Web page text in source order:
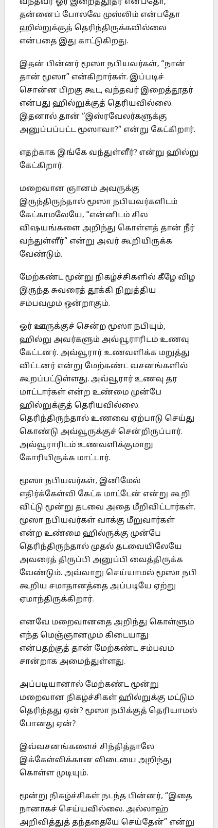
தன்னைப் போலவே முஸ்லிம் என்பதோ
ஹில்றுக்குத் தெரிந்திருக்கவில்லை
என்பதை இது காட்டுகிறது.
இதன் பின்னர் மூஸா நபியவர்கள், “நான்
தான் மூஸா” என்கிறார்கள். இப்படிச்
சொன்ன பிறகு கூட, வந்தவர் இறைத்தூதர்
என்பது ஹில்றுக்குத் தெரியவில்லை.
இதனால் தான் “இஸ்ரவேலர்களுக்கு
அனுப்பப்பட்ட மூஸாவா?” என்று கேட்கிறார்.
எதற்காக இங்கே வந்துள்ளீர்? என்று ஹில்று
கேட்கிறார்.
மறைவான ஞானம் அவருக்கு
இருந்திருந்தால் மூஸா நபியவர்களிடம்
கேட்காமலேயே, “என்னிடம் சில
விஷயங்களை அறிந்து கொள்ளத் தான் நீர்
வந்துள்ளீர்” என்று அவர் கூறியிருக்க
வேண்டும்.
மேற்கண்ட மூன்று நிகழ்ச்சிகளில் கீழே விழ
இருந்த சுவரைத் தூக்கி நிறுத்திய
சம்பவமும் ஒன்றாகும்.
ஓர் ஊருக்குச் சென்ற மூஸா நபியும்,
ஹில்று அவர்களும் அவ்வூராரிடம் உணவு
கேட்டனர். அவ்வூரார் உணவளிக்க மறுத்து
விட்டனர் என்று மேற்கண்ட வசனங்களில்
கூறப்பட்டுள்ளது. அவ்வூரார் உணவு தர
மாட்டார்கள் என்ற உண்மை முன்பே
ஹில்றுக்குத் தெரியவில்லை.
தெரிந்திருந்தால் உணவை ஏற்பாடு செய்து
கொண்டு அவ்வூருக்குச் சென்றிருப்பார்.
அவ்வூராரிடம் உணவளிக்குமாறு
கோரியிருக்க மாட்டார்.
மூஸா நபியவர்கள், இனிமேல்
எதிர்க்கேள்வி கேட்க மாட்டேன் என்று கூறி
விட்டு மூன்று தடவை அதை மீறிவிட்டார்கள்.
மூஸா நபியவர்கள் வாக்கு மீறுவார்கள்
என்ற உண்மை ஹில்ருக்கு முன்பே
தெரிந்திருந்தால் முதல் தடவையிலேயே
அவரைத் திருப்பி அனுப்பி வைத்திருக்க
வேண்டும். அவ்வாறு செய்யாமல் மூஸா நபி
கூறிய சமாதானத்தை அப்படியே ஏற்று
ஏமாந்திருக்கிறார்.
எனவே மறைவானதை அறிந்து கொள்ளும்
எந்த மெஞ்ஞானமும் கிடையாது
என்பதற்குத் தான் மேற்கண்ட சம்பவம்
சான்றாக அமைந்துள்ளது.
அப்படியானால் மேற்கண்ட மூன்று
மறைவான நிகழ்ச்சிகள் ஹில்றுக்கு மட்டும்
தெரிந்தது ஏன்? மூஸா நபிக்குத் தெரியாமல்
போனது ஏன்?
இவ்வசனங்களைச் சிந்தித்தாலே
இக்கேள்விக்கான விடையை அறிந்து
கொள்ள முடியும்.
மூன்று நிகழ்ச்சிகள் நடந்த பின்னர், “இதை
நானாகச் செய்யவில்லை. அல்லாஹ்
அறிவித்துத் தந்ததையே செய்தேன்” என்று